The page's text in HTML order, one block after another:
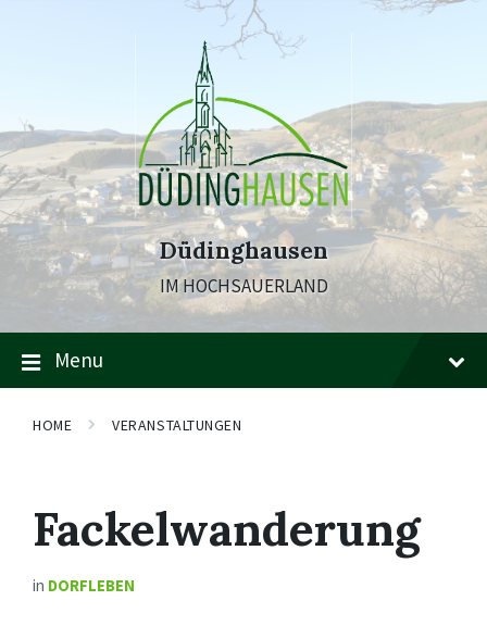
Düdinghausen
IM HOCHSAUERLAND
Menu
HOME VERANSTALTUNGEN
Fackelwanderung
in DORFLEBEN